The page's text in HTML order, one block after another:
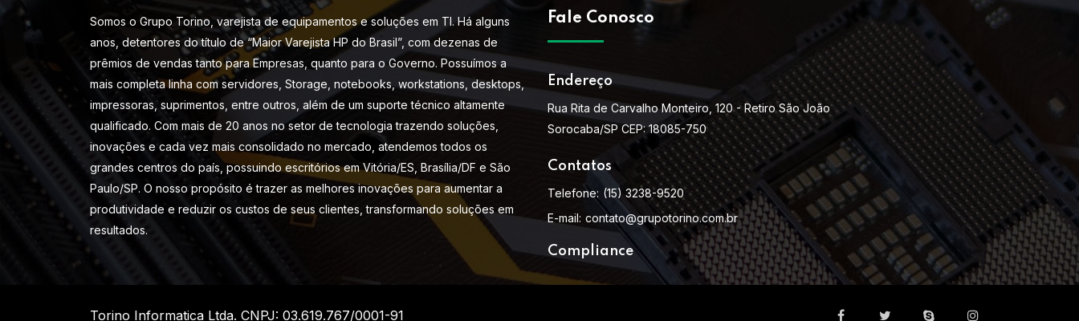
Somos o Grupo Torino, varejista de equipamentos e soluções em TI. Há alguns
anos, detentores do título de “Maior Varejista HP do Brasil”, com dezenas de
prêmios de vendas tanto para Empresas, quanto para o Governo. Possuímos a
mais completa linha com servidores, Storage, notebooks, workstations, desktops,
impressoras, suprimentos, entre outros, além de um suporte técnico altamente
qualificado. Com mais de 20 anos no setor de tecnologia trazendo soluções,
inovações e cada vez mais consolidado no mercado, atendemos todos os
grandes centros do país, possuindo escritórios em Vitória/ES, Brasília/DF e São
Paulo/SP. O nosso propósito é trazer as melhores inovações para aumentar a
produtividade e reduzir os custos de seus clientes, transformando soluções em
resultados.
Fale Conosco
Endereço
Rua Rita de Carvalho Monteiro, 120 - Retiro São João
Sorocaba/SP CEP: 18085-750
Contatos
Telefone: (15) 3238-9520
E-mail: contato@grupotorino.com.br
Compliance
Torino Informatica Ltda. CNPJ: 03.619.767/0001-91